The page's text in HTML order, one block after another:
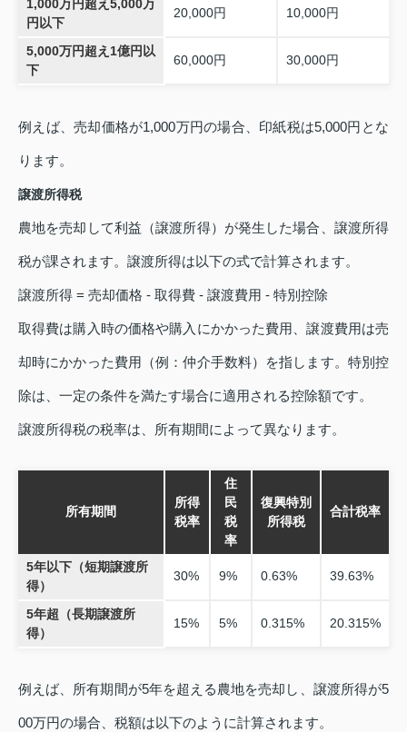
1,000万円超え5,000万
円以下
20,000円 10,000円
5,000万円超え1億円以
下
60,000円 30,000円
例えば、売却価格が1,000万円の場合、印紙税は5,000円とな
ります。
譲渡所得税
農地を売却して利益（譲渡所得）が発生した場合、譲渡所得
税が課されます。譲渡所得は以下の式で計算されます。
譲渡所得 = 売却価格 - 取得費 - 譲渡費用 - 特別控除
取得費は購入時の価格や購入にかかった費用、譲渡費用は売
却時にかかった費用（例：仲介手数料）を指します。特別控
除は、一定の条件を満たす場合に適用される控除額です。
譲渡所得税の税率は、所有期間によって異なります。
所有期間
所得
税率
住
民
税
率
復興特別
所得税
合計税率
5年以下（短期譲渡所
得）
30% 9% 0.63% 39.63%
5年超（長期譲渡所
得）
15% 5% 0.315% 20.315%
例えば、所有期間が5年を超える農地を売却し、譲渡所得が5
00万円の場合、税額は以下のように計算されます。